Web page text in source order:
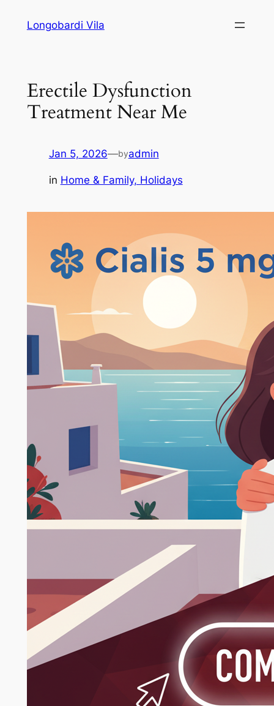
Longobardi Vila
Erectile Dysfunction
Treatment Near Me
Jan 5, 2026—byadmin
in Home & Family, Holidays